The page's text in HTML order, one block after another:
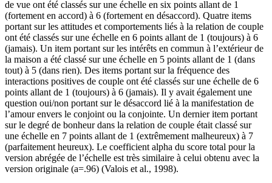
de vue ont été classés sur une échelle en six points allant de 1
(fortement en accord) à 6 (fortement en désaccord). Quatre items
portant sur les attitudes et comportements liés à la relation de couple
ont été classés sur une échelle en 6 points allant de 1 (toujours) à 6
(jamais). Un item portant sur les intérêts en commun à l’extérieur de
la maison a été classé sur une échelle en 5 points allant de 1 (dans
tout) à 5 (dans rien). Des items portant sur la fréquence des
interactions positives de couple ont été classés sur une échelle de 6
points allant de 1 (toujours) à 6 (jamais). Il y avait également une
question oui/non portant sur le désaccord lié à la manifestation de
l’amour envers le conjoint ou la conjointe. Un dernier item portant
sur le degré de bonheur dans la relation de couple était classé sur
une échelle en 7 points allant de 1 (extrêmement malheureux) à 7
(parfaitement heureux). Le coefficient alpha du score total pour la
version abrégée de l’échelle est très similaire à celui obtenu avec la
version originale (a=.96) (Valois et al., 1998).